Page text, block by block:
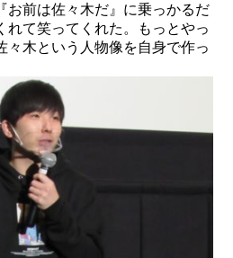
お前は佐々木だ』に乗っかるだ
れて笑ってくれた。もっとやっ
々木という人物像を自身で作っ